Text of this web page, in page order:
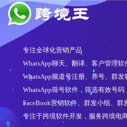
专注全球化营销产品
WhatsApp聊天、翻译、客户管理软
WhatsApp频道号注册、养号、群发
WhatsApp筛号软件，筛选有效号码
FaceBook营销软件、群发小组、群
专注于跨境软件开发，服务跨境电